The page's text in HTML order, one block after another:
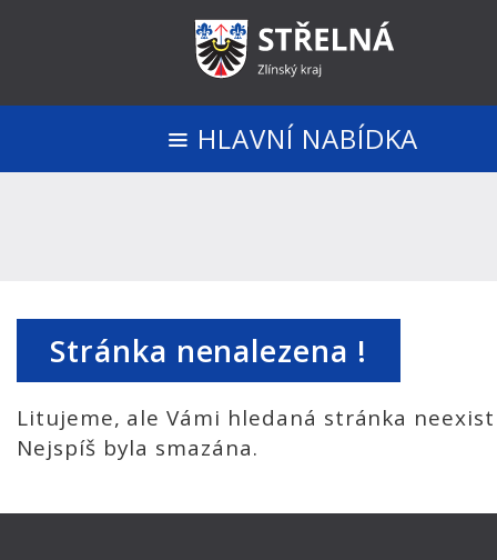
HLAVNÍ NABÍDKA
Stránka nenalezena !
Litujeme, ale Vámi hledaná stránka
Nejspíš byla smazána.